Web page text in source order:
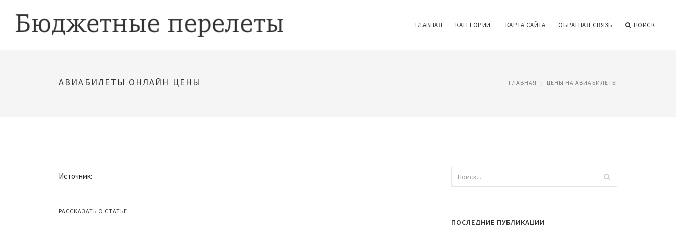
ГЛАВНАЯ КАТЕГОРИИ КАРТА САЙТА ОБРАТНАЯ СВЯЗЬ ПОИСК
АВИАБИЛЕТЫ ОНЛАЙН ЦЕНЫ ГЛАВНАЯ ЦЕНЫ НА АВИАБИЛЕТЫ
Источник:
РАССКАЗАТЬ О СТАТЬЕ
ПОСЛЕДНИЕ ПУБЛИКАЦИИ